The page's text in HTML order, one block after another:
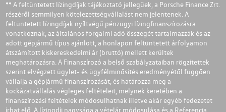
** A feltüntetett lízingdíjak tájékoztató jellegűek, a Porsche Finance Zrt.
részéről semmilyen kötelezettségvállalást nem jelentenek. A
feltüntetett lízingdíjak nyíltvégű pénzügyi lízingfinanszírozásra
vonatkoznak, az általános forgalmi adó összegét tartalmazzák és az
adott gépjármű típus ajánlott, a honlapon feltüntetett árfolyamon
átszámított kiskereskedelmi ár (bruttó) mellett kerültek
meghatározásra. A Finanszírozó a belső szabályzataiban rögzítettek
szerint elvégzett ügylet- és ügyfélminősítés eredményétől függően
vállalja a gépjármű finanszírozását, és határozza meg a
kockázatvállalás végleges feltételeit, melynek keretében a
finanszírozási feltételek módosulhatnak illetve akár egyéb fedezetet
írhat elő. A lízingdíj nagysága a vételár módosulása és a Referencia